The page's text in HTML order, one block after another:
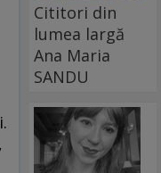
Cititori din
lumea largă
Ana Maria
SANDU